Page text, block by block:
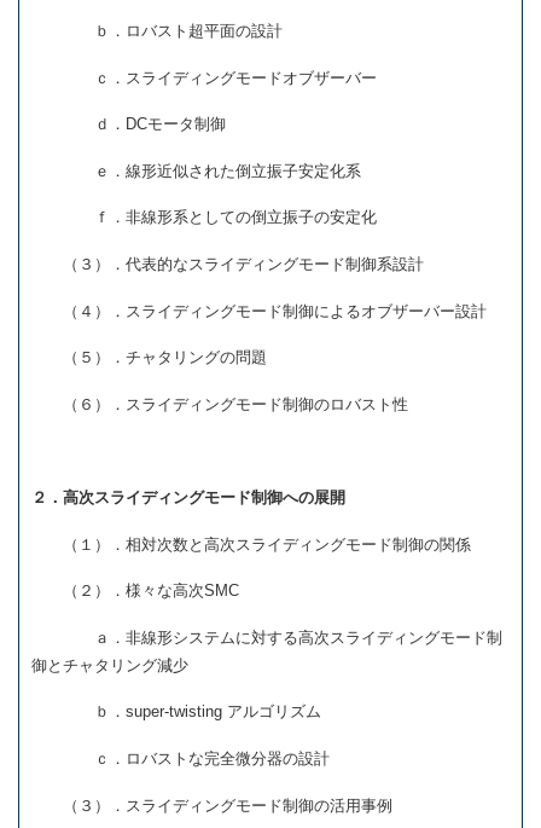
ｂ．ロバスト超平面の設計
ｃ．スライディングモードオブザーバー
ｄ．DCモータ制御
ｅ．線形近似された倒立振子安定化系
ｆ．非線形系としての倒立振子の安定化
（３）．代表的なスライディングモード制御系設計
（４）．スライディングモード制御によるオブザーバー設計
（５）．チャタリングの問題
（６）．スライディングモード制御のロバスト性
２．高次スライディングモード制御への展開
（１）．相対次数と高次スライディングモード制御の関係
（２）．様々な高次SMC
ａ．非線形システムに対する高次スライディングモード制
御とチャタリング減少
ｂ．super-twisting アルゴリズム
ｃ．ロバストな完全微分器の設計
（３）．スライディングモード制御の活用事例